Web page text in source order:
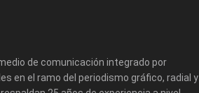
de comunicación integrado por
en el ramo del periodismo gráfico, radial y